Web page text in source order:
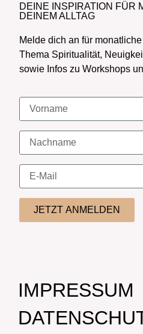
DEINE INSPIRATION FÜR
DEINEM ALLTAG
Melde dich an für
Thema Spiritualität,
sowie Infos zu Workshops
JETZT ANMELDEN
IMPRESSUM